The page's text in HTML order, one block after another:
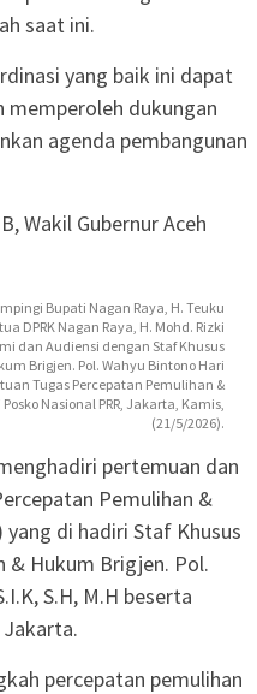
saat ini.
yang baik ini dapat
memperoleh dukungan
agenda pembangunan
Wakil Gubernur Aceh
Bupati Nagan Raya, H. Teuku
DPRK Nagan Raya, H. Mohd. Rizki
dan Audiensi dengan Staf Khusus
Brigjen. Pol. Wahyu Bintono Hari
Tugas Percepatan Pemulihan &
Nasional PRR, Jakarta, Kamis,
(21/5/2026).
pertemuan dan
Pemulihan &
di hadiri Staf Khusus
& Hukum Brigjen. Pol.
S.H, M.H beserta
Jakarta.
percepatan pemulihan